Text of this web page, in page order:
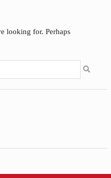
looking for. Perhaps